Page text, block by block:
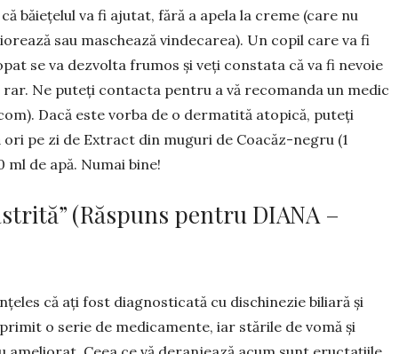
băiețelul va fi ajutat, fără a apela la cre­me (care nu
sau maschează vin­decarea). Un copil care va fi
se va dez­vol­ta frumos și veți con­sta­ta că va fi nevoie
Ne puteți con­tac­­ta pentru a vă recomanda un me­dic
). Dacă este vorba de o dermatită atopică, puteți
pe zi de Extract din muguri de Coacăz-negru (1
de apă. Numai bine!
(Răspuns pentru DIANA –
că ați fost diagnosticată cu dischinezie biliară și
o serie de medica­mente, iar stările de vomă și